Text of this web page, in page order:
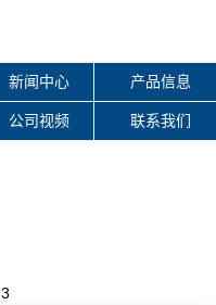
新闻中心 产品信息
公司视频 联系我们
3